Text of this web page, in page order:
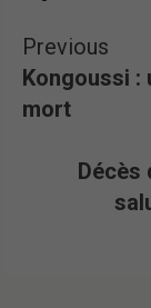
Previous
Kongoussi :
mort
Décès